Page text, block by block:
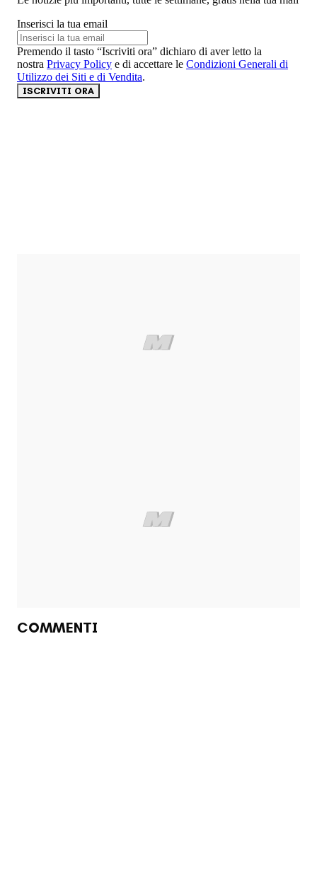
Inserisci la tua email
Premendo il tasto “Iscriviti ora” dichiaro di aver letto la
nostra Privacy Policy e di accettare le Condizioni Generali di
Utilizzo dei Siti e di Vendita.
ISCRIVITI ORA
COMMENTI